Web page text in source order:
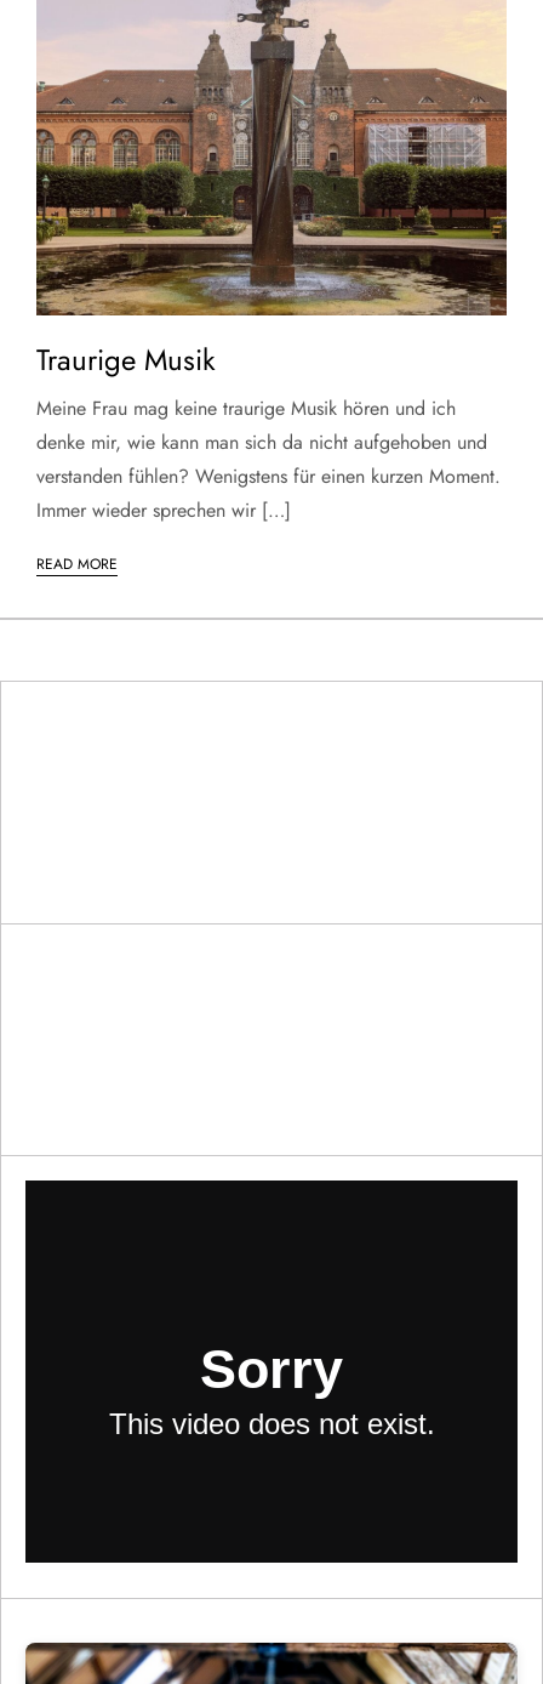
Traurige Musik
Meine Frau mag keine traurige Musik hören und ich
denke mir, wie kann man sich da nicht aufgehoben und
verstanden fühlen? Wenigstens für einen kurzen Moment.
Immer wieder sprechen wir […]
READ MORE